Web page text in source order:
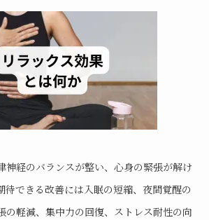
神経のバランスが整い、心身の緊張が解け
待できる改善には入眠の短縮、夜間覚醒の
の軽減、集中力の回復、ストレス耐性の向